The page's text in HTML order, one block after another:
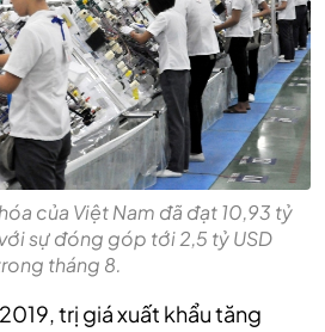
của Việt Nam đã đạt 10,93 tỷ
sự đóng góp tới 2,5 tỷ USD
tháng 8.
trị giá xuất khẩu tăng